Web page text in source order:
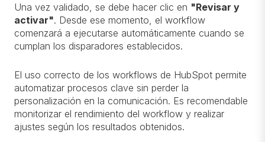
Una vez validado, se debe hacer clic en "Revisar y
activar". Desde ese momento, el workflow
comenzará a ejecutarse automáticamente cuando se
cumplan los disparadores establecidos.
El uso correcto de los workflows de HubSpot permite
automatizar procesos clave sin perder la
personalización en la comunicación. Es recomendable
monitorizar el rendimiento del workflow y realizar
ajustes según los resultados obtenidos.